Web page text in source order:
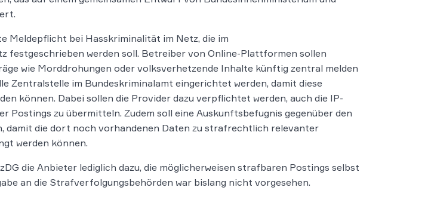
Meldepflicht bei Hasskriminalität im Netz, die im
festgeschrieben werden soll. Betreiber von Online-Plattformen sollen
wie Morddrohungen oder volksverhetzende Inhalte künftig zentral melden
Zentralstelle im Bundeskriminalamt eingerichtet werden, damit diese
können. Dabei sollen die Provider dazu verpflichtet werden, auch die IP-
Postings zu übermitteln. Zudem soll eine Auskunftsbefugnis gegenüber den
damit die dort noch vorhandenen Daten zu strafrechtlich relevanter
werden können.
die Anbieter lediglich dazu, die möglicherweisen strafbaren Postings selbst
an die Strafverfolgungsbehörden war bislang nicht vorgesehen.